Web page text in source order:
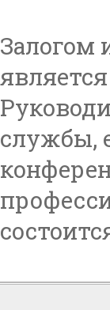
Залогом
службы,